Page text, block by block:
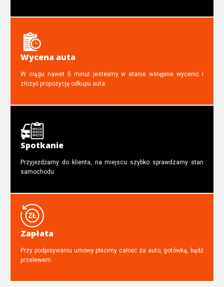
Wycena auta
W ciągu nawet 5 minut jesteśmy w stanie wstępnie wycenić i
złozyć propozycję odkupu auta.
Spotkanie
Przyjeżdżamy do klienta, na miejscu szybko sprawdzamy stan
samochodu.
Zapłata
Przy podpisywaniu umowy płacimy całość za auto, gotówką, bądź
przelewem.